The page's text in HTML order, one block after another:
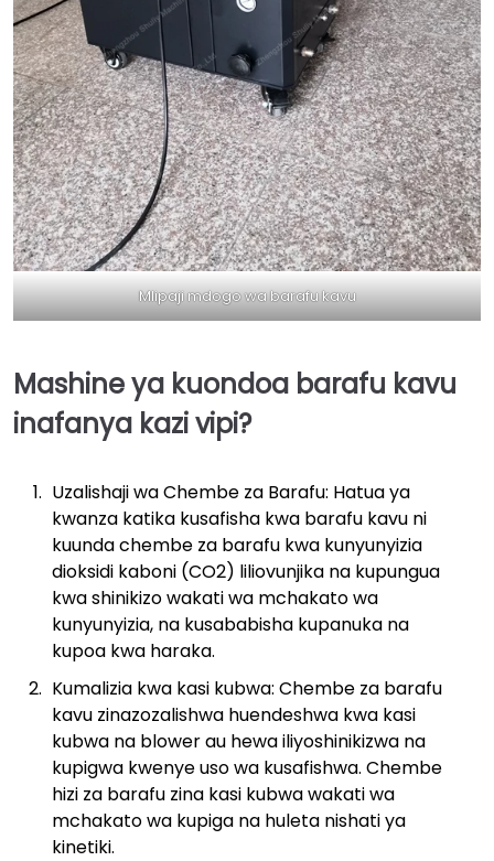
Mlipaji mdogo wa barafu kavu
Mashine ya kuondoa barafu kavu
inafanya kazi vipi?
Uzalishaji wa Chembe za Barafu: Hatua ya
kwanza katika kusafisha kwa barafu kavu ni
kuunda chembe za barafu kwa kunyunyizia
dioksidi kaboni (CO2) liliovunjika na kupungua
kwa shinikizo wakati wa mchakato wa
kunyunyizia, na kusababisha kupanuka na
kupoa kwa haraka.
Kumalizia kwa kasi kubwa: Chembe za barafu
kavu zinazozalishwa huendeshwa kwa kasi
kubwa na blower au hewa iliyoshinikizwa na
kupigwa kwenye uso wa kusafishwa. Chembe
hizi za barafu zina kasi kubwa wakati wa
mchakato wa kupiga na huleta nishati ya
kinetiki.